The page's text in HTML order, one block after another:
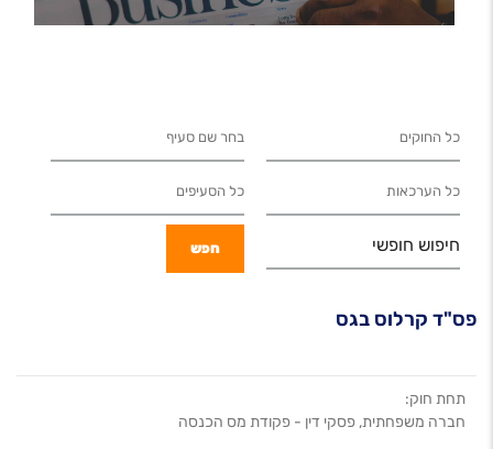
חיפוש חופשי
פס"ד קרלוס בגס
תחת חוק:
חברה משפחתית, פסקי דין - פקודת מס הכנסה